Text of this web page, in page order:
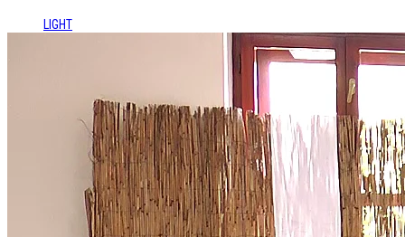
LIGHT